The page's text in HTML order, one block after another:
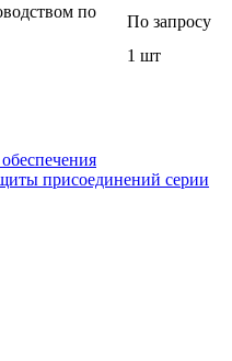
по
По запросу
1 шт
присоединений серии